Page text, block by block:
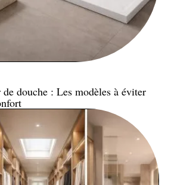
douche : Les modèles à éviter